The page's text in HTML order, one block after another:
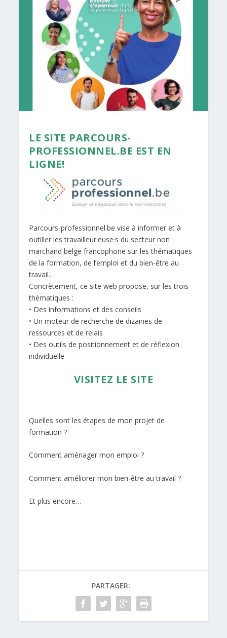
LE SITE PARCOURS-
PROFESSIONNEL.BE EST EN
LIGNE!
Parcours-professionnel.be vise à informer et à
outiller les travailleur·euse·s du secteur non
marchand belge francophone sur les thématiques
de la formation, de l’emploi et du bien-être au
travail.
Concrètement, ce site web propose, sur les trois
thématiques :
• Des informations et des conseils
• Un moteur de recherche de dizaines de
ressources et de relais
• Des outils de positionnement et de réflexion
individuelle
VISITEZ LE SITE
Quelles sont les étapes de mon projet de
formation ?
Comment aménager mon emploi ?
Comment améliorer mon bien-être au travail ?
Et plus encore…
PARTAGER: